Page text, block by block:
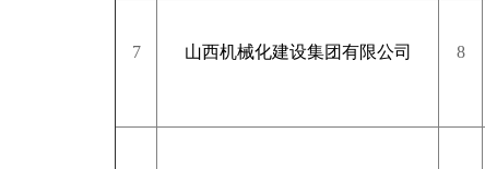
7 山西机械化建设集团有限公司 8